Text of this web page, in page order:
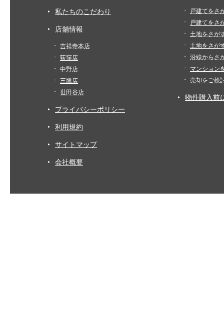
私たちのこだわり
店舗情報
吉祥寺本店
荻窪店
中野店
三鷹店
世田谷店
プライバシーポリシー
利用規約
サイトマップ
会社概要
戸建てをさ
戸建てをさ
土地をさが
土地をさが
沿線からさ
マンション
売却をご検
物件購入前